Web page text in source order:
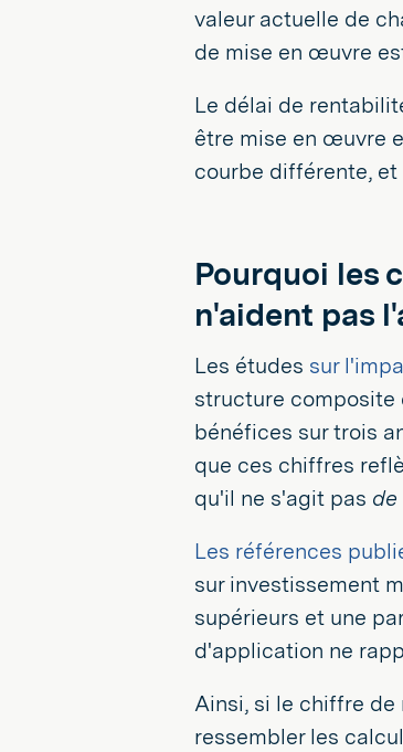
valeur actuelle de
de mise en œuvre
Le délai de
être mise en œuvre
courbe différente, et
Pourquoi les
n'aident pas
Les études sur
structure composite
bénéfices sur trois
que ces chiffres
qu'il ne s'agit pas de
Les références
sur investissement
supérieurs et une
d'application ne
Ainsi, si le chiffre
ressembler les